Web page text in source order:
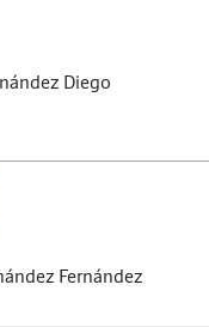
Diego
Fernández